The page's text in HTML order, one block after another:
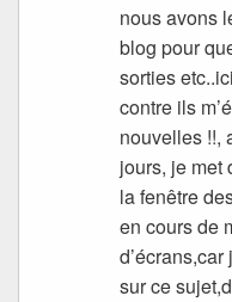
nous avons
blog pour
sorties
contre ils
nouvelles !!,
jours, je met
la fenêtre
en cours de
sur ce